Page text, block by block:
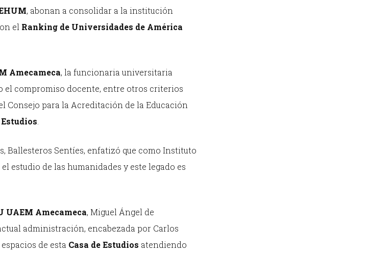
, abonan a consolidar a la institución
el Ranking de Universidades de América
Amecameca, la funcionaria universitaria
el compromiso docente, entre otros criterios
Consejo para la Acreditación de la Educación
Estudios
Ballesteros Sentíes, enfatizó que como Instituto
estudio de las humanidades y este legado es
UAEM Amecameca, Miguel Ángel de
administración, encabezada por Carlos
de esta Casa de Estudios atendiendo